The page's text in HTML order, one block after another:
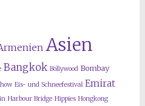
Asien
Bangkok Bollywood Bombay
Eis- und Schneefestival Emirat
Harbour Bridge Hippies Hongkong